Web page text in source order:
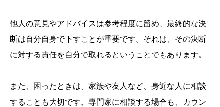
他人の意見やアドバイスは参考程度に留め、最終的な決
断は自分自身で下すことが重要です。それは、その決断
に対する責任を自分で取れるということでもあります。
また、困ったときは、家族や友人など、身近な人に相談
することも大切です。専門家に相談する場合も、カウン